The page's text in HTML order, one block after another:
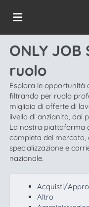
Home
Offerte
di
lavoro
Carica
il
CV
Login
Lingua
ONLY JOB
ruolo
Esplora le opportunità
filtrando per ruolo
migliaia di offerte di
livello di anzianità, dai
La nostra piattaforma
completa del mercato,
specializzazione e
nazionale.
Acquisti/
Altro